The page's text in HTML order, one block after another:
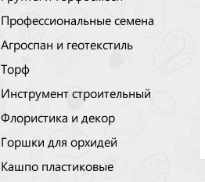
Профессиональные семена
Агроспан и геотекстиль
Торф
Инструмент строительный
Флористика и декор
Горшки для орхидей
Кашпо пластиковые